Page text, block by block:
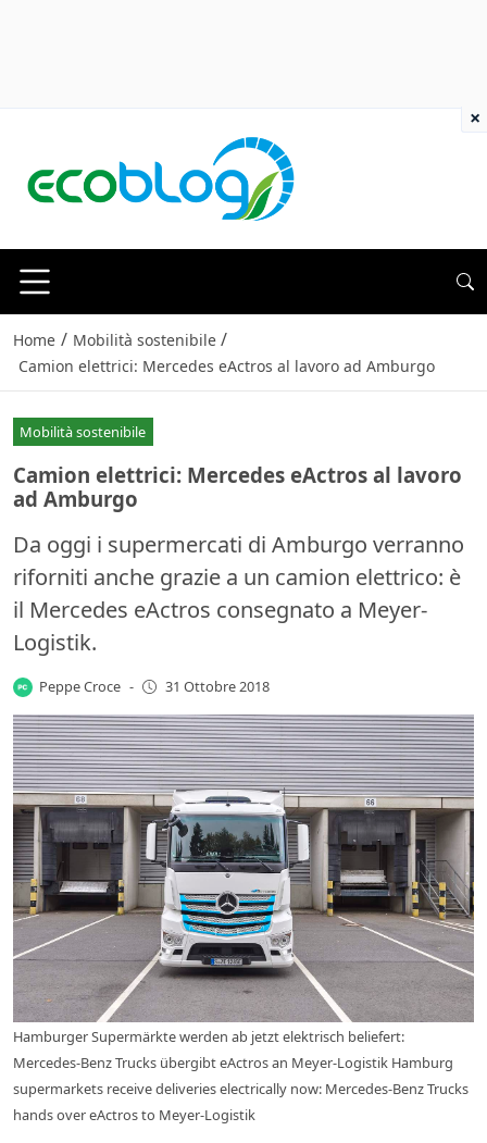
Home / Mobilità sostenibile /
Camion elettrici: Mercedes eActros al lavoro ad Amburgo
Mobilità sostenibile
Camion elettrici: Mercedes eActros al lavoro
ad Amburgo
Da oggi i supermercati di Amburgo verranno
riforniti anche grazie a un camion elettrico: è
il Mercedes eActros consegnato a Meyer-
Logistik.
Peppe Croce - 31 Ottobre 2018
Hamburger Supermärkte werden ab jetzt elektrisch beliefert:
Mercedes-Benz Trucks übergibt eActros an Meyer-Logistik Hamburg
supermarkets receive deliveries electrically now: Mercedes-Benz Trucks
hands over eActros to Meyer-Logistik
×